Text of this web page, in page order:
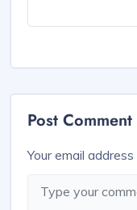
Post Comment
Your email